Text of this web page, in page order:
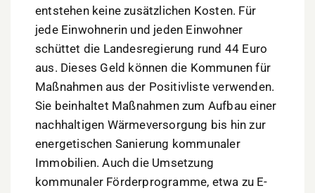
entstehen keine zusätzlichen Kosten. Für
jede Einwohnerin und jeden Einwohner
schüttet die Landesregierung rund 44 Euro
aus. Dieses Geld können die Kommunen für
Maßnahmen aus der Positivliste verwenden.
Sie beinhaltet Maßnahmen zum Aufbau einer
nachhaltigen Wärmeversorgung bis hin zur
energetischen Sanierung kommunaler
Immobilien. Auch die Umsetzung
kommunaler Förderprogramme, etwa zu E-